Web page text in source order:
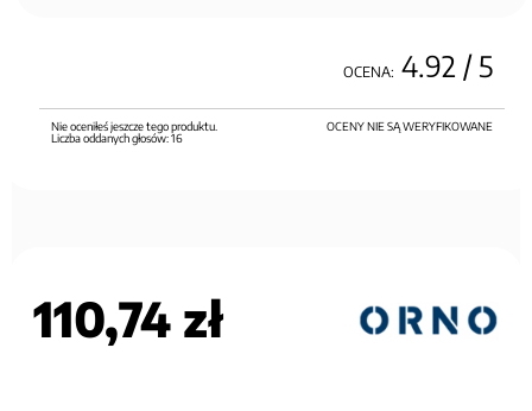
OCENA: 4.92 / 5
OCENY NIE SĄ WERYFIKOWANE
Nie oceniłeś jeszcze tego produktu.
Liczba oddanych głosów:16
110,74 zł